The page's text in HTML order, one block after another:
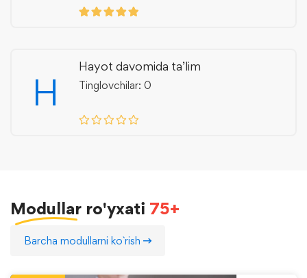
H
Hayot davomida ta’lim
Tinglovchilar: 0
Modullar ro'yxati 75+
Barcha modullarni ko`rish